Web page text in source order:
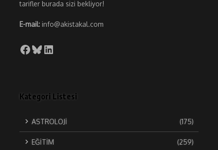
tarifler burada sizi bekliyor!
E-mail: info@akistakal.com
Facebook
Bluesky
LinkedIn
Kategori Listesi
ASTROLOJİ (175)
EĞİTİM (259)